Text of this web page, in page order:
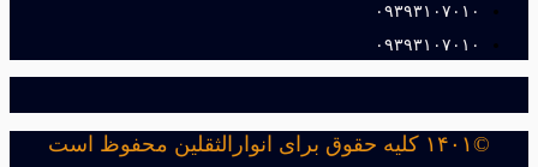
۰۹۳۹۳۱۰۷۰۱۰​
۰۹۳۹۳۱۰۷۰۱۰​
©۱۴۰۱ کلیه حقوق برای انوارالثقلین محفوظ است